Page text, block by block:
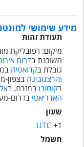
טיסות לחו"ל
מלונות בחו"ל
Русский
קרוז
מגזין אשת
שירות לקוחות
מידע שימושי
תעודת זהות
מיקום: רפובליקת
השוכנת בדרום
גובלת בקרואטיה
והרצגובינה בצפון-
בקוסובו במזרח, ב
האדריאטי בדרום-
שעון
UTC+1
חשמל